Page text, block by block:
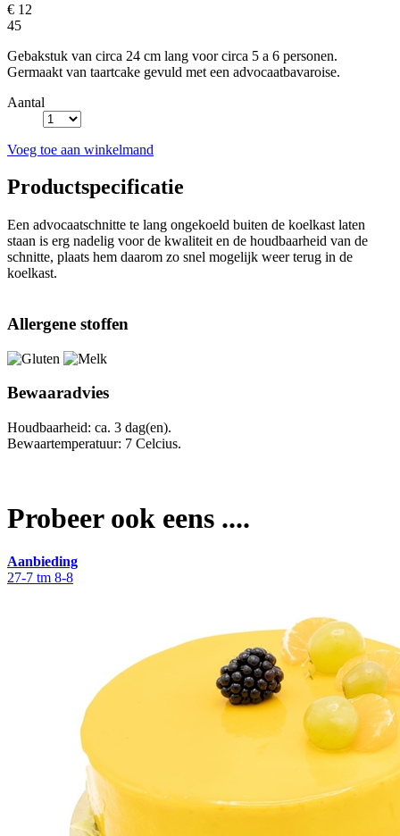
€ 12
45
Gebakstuk van circa 24 cm lang voor circa 5 a 6 personen.
Germaakt van taartcake gevuld met een advocaatbavaroise.
Aantal
Voeg toe aan winkelmand
Productspecificatie
Een advocaatschnitte te lang ongekoeld buiten de koelkast laten
staan is erg nadelig voor de kwaliteit en de houdbaarheid van de
schnitte, plaats hem daarom zo snel mogelijk weer terug in de
koelkast.
Allergene stoffen
Bewaaradvies
Houdbaarheid: ca. 3 dag(en).
Bewaartemperatuur: 7 Celcius.
Probeer ook eens ....
Aanbieding
27-7 tm 8-8